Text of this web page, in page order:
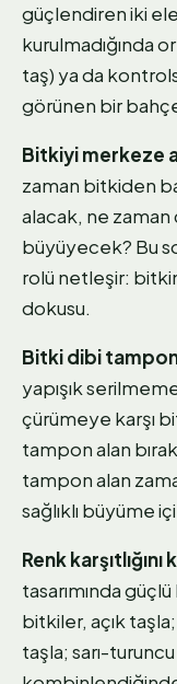
güçlendiren iki
kurulmadığında
taş) ya da
görünen bir
Bitkiyi merkeze
zaman bitkiden
alacak, ne
büyüyecek? Bu
rolü netleşir:
dokusu.
Bitki dibi tampon
yapışık
çürümeye karşı
tampon alan
tampon alan
sağlıklı büyüme
Renk karşıtlığını
tasarımında
bitkiler, açık
taşla; sarı-